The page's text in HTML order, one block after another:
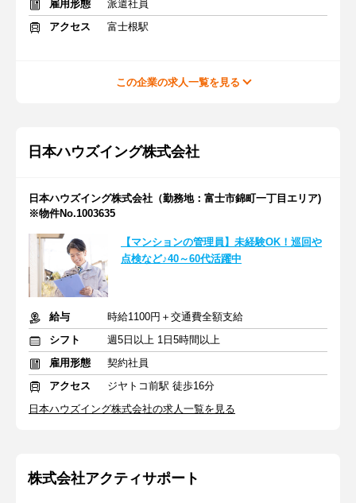
雇用形態
派遣社員
アクセス
富士根駅
この企業の求人一覧を見る
日本ハウズイング株式会社
日本ハウズイング株式会社（勤務地：富士市錦町一丁目エリア)
※物件No.1003635
【マンションの管理員】未経験OK！巡回や
点検など♪40～60代活躍中
給与
時給1100円＋交通費全額支給
シフト
週5日以上 1日5時間以上
雇用形態
契約社員
アクセス
ジヤトコ前駅 徒歩16分
日本ハウズイング株式会社の求人一覧を見る
株式会社アクティサポート